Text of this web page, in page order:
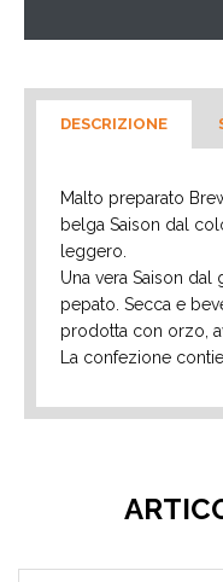
DESCRIZIONE
Malto preparato
belga Saison dal
leggero.
Una vera Saison
pepato. Secca e
prodotta con orzo,
La confezione